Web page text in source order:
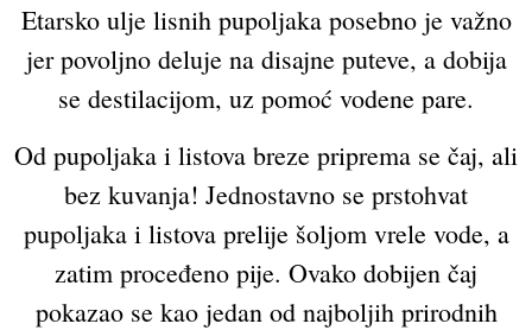
Etarsko ulje lisnih pupoljaka posebno je važno
jer povoljno deluje na disajne puteve, a dobija
se destilacijom, uz pomoć vodene pare.
Od pupoljaka i listova breze priprema se čaj, ali
bez kuvanja! Jednostavno se prstohvat
pupoljaka i listova prelije šoljom vrele vode, a
zatim proceđeno pije. Ovako dobijen čaj
pokazao se kao jedan od najboljih prirodnih